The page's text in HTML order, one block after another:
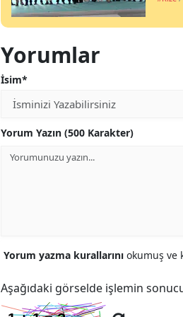
Yorumlar
İsim*
Yorum Yazın (500 Karakter)
Yorum yazma kurallarını okumuş ve
Aşağıdaki görselde işlemin